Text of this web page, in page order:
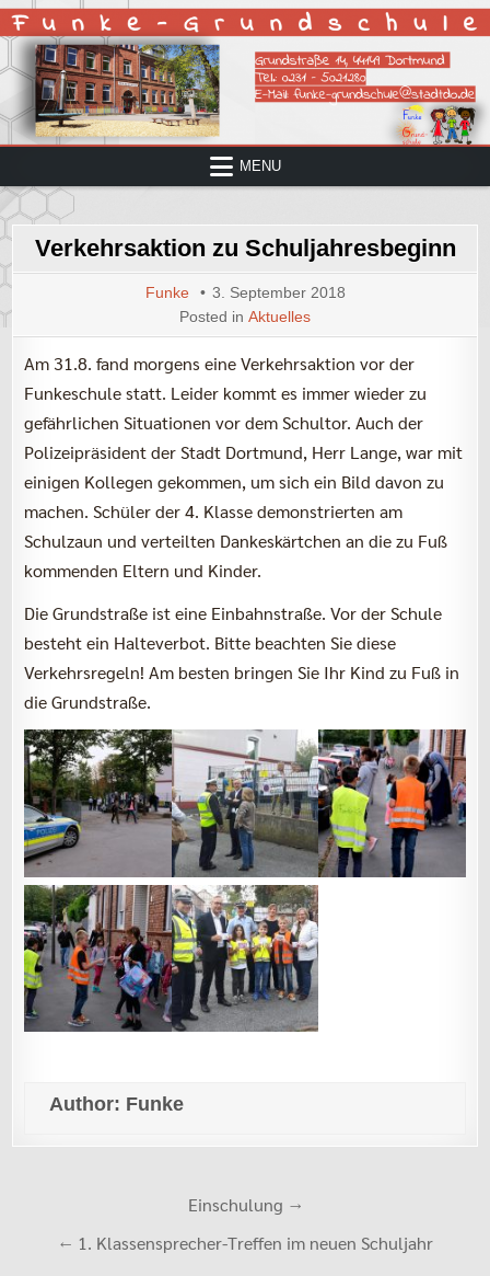
Skip
to
content
MENU
Verkehrsaktion zu Schuljahresbeginn
Funke
3. September 2018
Posted in Aktuelles
Am 31.8. fand morgens eine Verkehrsaktion vor der
Funkeschule statt. Leider kommt es immer wieder zu
gefährlichen Situationen vor dem Schultor. Auch der
Polizeipräsident der Stadt Dortmund, Herr Lange, war mit
einigen Kollegen gekommen, um sich ein Bild davon zu
machen. Schüler der 4. Klasse demonstrierten am
Schulzaun und verteilten Dankeskärtchen an die zu Fuß
kommenden Eltern und Kinder.
Die Grundstraße ist eine Einbahnstraße. Vor der Schule
besteht ein Halteverbot. Bitte beachten Sie diese
Verkehrsregeln! Am besten bringen Sie Ihr Kind zu Fuß in
die Grundstraße.
Author: Funke
Navigation
Einschulung →
← 1. Klassensprecher-Treffen im neuen Schuljahr